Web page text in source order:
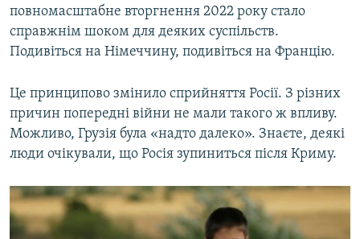
повномасштабне вторгнення 2022 року стало
справжнім шоком для деяких суспільств.
Подивіться на Німеччину, подивіться на Францію.
Це принципово змінило сприйняття Росії. З різних
причин попередні війни не мали такого ж впливу.
Можливо, Грузія була «надто далеко». Знаєте, деякі
люди очікували, що Росія зупиниться після Криму.